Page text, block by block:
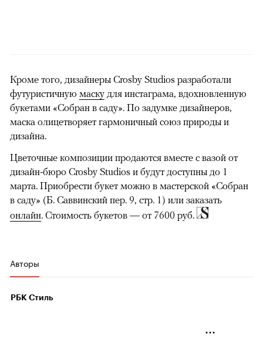
Кроме того, дизайнеры Crosby Studios разработали
футуристичную маску для инстаграма, вдохновленную
букетами «Собран в саду». По задумке дизайнеров,
маска олицетворяет гармоничный союз природы и
дизайна.
Цветочные композиции продаются вместе с вазой от
дизайн-бюро Crosby Studios и будут доступны до 1
марта. Приобрести букет можно в мастерской «Собран
в саду» (Б. Саввинский пер. 9, стр. 1) или заказать
онлайн. Стоимость букетов — от 7600 руб.
Авторы
РБК Стиль